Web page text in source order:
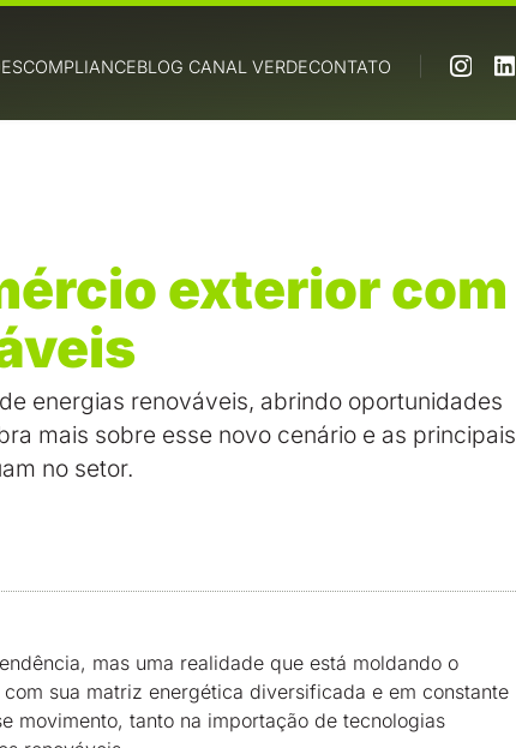
COMPLIANCEBLOG CANAL VERDECONTATO
exterior com
energias renováveis, abrindo oportunidades
mais sobre esse novo cenário e as principais
no setor.
mas uma realidade que está moldando o
sua matriz energética diversificada e em constante
movimento, tanto na importação de tecnologias